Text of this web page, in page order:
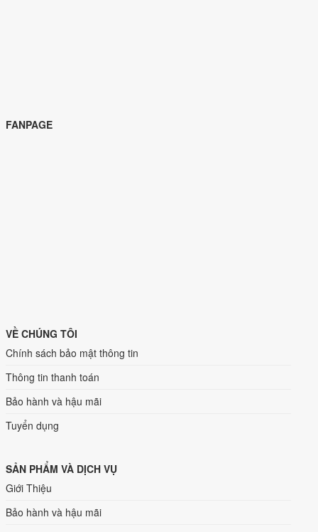
FANPAGE
VỀ CHÚNG TÔI
Chính sách bảo mật thông tin
Thông tin thanh toán
Bảo hành và hậu mãi
Tuyển dụng
SẢN PHẨM VÀ DỊCH VỤ
Giới Thiệu
Bảo hành và hậu mãi